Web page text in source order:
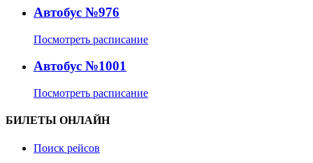
Автобус №976
Посмотреть расписание
Автобус №1001
Посмотреть расписание
БИЛЕТЫ ОНЛАЙН
Поиск рейсов